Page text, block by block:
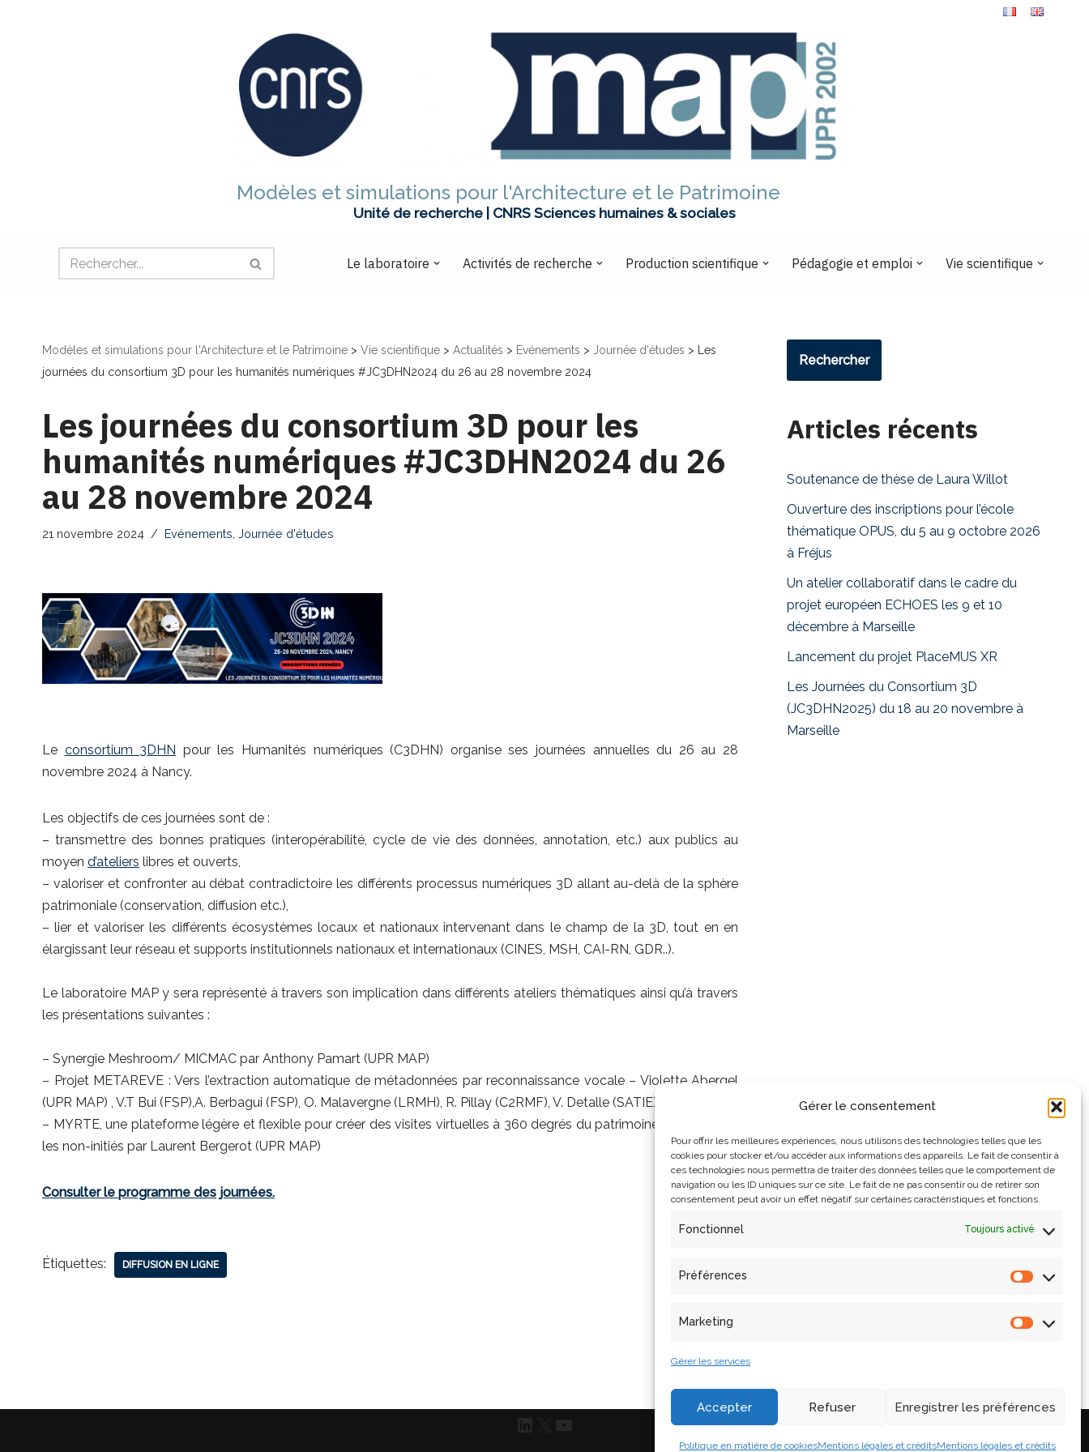
Gérer le consentement
Pour offrir les meilleures expériences, nous utilisons des technologies telles que les
cookies pour stocker et/ou accéder aux informations des appareils. Le fait de consentir à
ces technologies nous permettra de traiter des données telles que le comportement de
navigation ou les ID uniques sur ce site. Le fait de ne pas consentir ou de retirer son
consentement peut avoir un effet négatif sur certaines caractéristiques et fonctions.
Fonctionnel Toujours activé
Préférences
Marketing
Gérer les services
Accepter Refuser Enregistrer les préférences
Politique en matière de cookiesMentions légales et créditsMentions légales et crédits
Modèles et simulations pour l'Architecture et le Patrimoine
Unité de recherche | CNRS Sciences humaines & sociales
Le laboratoire Activités de recherche Production scientifique Pédagogie et emploi Vie scientifique
Modèles et simulations pour l'Architecture et le Patrimoine > Vie scientifique > Actualités > Evénements > Journée d'études >
Les
journées du consortium 3D pour les humanités numériques #JC3DHN2024 du 26 au 28 novembre 2024
Les journées du consortium 3D pour les
humanités numériques #JC3DHN2024 du 26
au 28 novembre 2024
21 novembre 2024 Evénements Journée d'études
Le consortium 3DHN pour les Humanités numériques (C3DHN) organise ses journées annuelles du 26 au 28
novembre 2024 à Nancy.
Les objectifs de ces journées sont de :
– transmettre des bonnes pratiques (interopérabilité, cycle de vie des données, annotation, etc.) aux publics au
moyen d’ateliers libres et ouverts,
– valoriser et confronter au débat contradictoire les différents processus numériques 3D allant au-delà de la sphère
patrimoniale (conservation, diffusion etc.),
– lier et valoriser les différents écosystèmes locaux et nationaux intervenant dans le champ de la 3D, tout en en
élargissant leur réseau et supports institutionnels nationaux et internationaux (CINES, MSH, CAI-RN, GDR..).
Le laboratoire MAP y sera représenté à travers son implication dans différents ateliers thématiques ainsi qu’à travers
les présentations suivantes :
– Synergie Meshroom/ MICMAC par Anthony Pamart (UPR MAP)
– Projet METAREVE : Vers l’extraction automatique de métadonnées par reconnaissance vocale – Violette Abergel
(UPR MAP) , V.T Bui (FSP),A. Berbagui (FSP), O. Malavergne (LRMH), R. Pillay (C2RMF), V. Detalle (SATIE)
– MYRTE, une plateforme légère et flexible pour créer des visites virtuelles à 360 degrés du patrimoine culturel pour
les non-initiés par Laurent Bergerot (UPR MAP)
Consulter le programme des journées.
Étiquettes: DIFFUSION EN LIGNE
Rechercher
Articles récents
Soutenance de thèse de Laura Willot
Ouverture des inscriptions pour l’école
thématique OPUS, du 5 au 9 octobre 2026
à Fréjus
Un atelier collaboratif dans le cadre du
projet européen ECHOES les 9 et 10
décembre à Marseille
Lancement du projet PlaceMUS XR
Les Journées du Consortium 3D
(JC3DHN2025) du 18 au 20 novembre à
Marseille